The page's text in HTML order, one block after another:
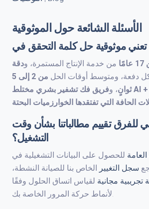
الأسئلة الشائعة حول الموثوقية
من خدمة الإنتاج المستمرة، ودقة
دفعة، ومتوسط ​​أوقات الحل
من 2 إلى 5
ثوانٍ، و فريق فك تشفير بشري مختلطAI
للفرق تقييم مطالباتنا بشأن وقت
التشغيل؟
للحصول على البيانات التشغيلية في
سجل التغيير
الخاص بنا للصيانة النشطة،
تجريبية مجانية لقياس اتساق الحلول وفقًا
لأنماط حركة المرور الخاصة بك.